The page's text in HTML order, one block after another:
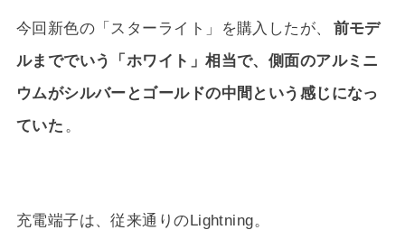
今回新色の「スターライト」を購入したが、
前モデ
ルまででいう「ホワイト」相当で、側面のアルミニ
ウムがシルバーとゴールドの中間という感じになっ
ていた 。
充電端子は、従来通りのLightning。